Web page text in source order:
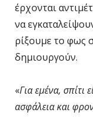
έρχονται
να
ρίξουμε το φως
δημιουργούν.
«Για εμένα, σπίτι
ασφάλεια και